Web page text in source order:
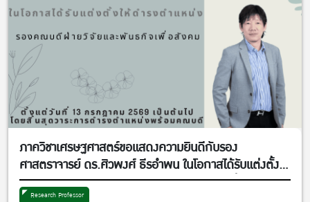
ภาควิชาเศรษฐศาสตร์ขอแสดงความยินดีกับรอง
ศาสตราจารย์ ดร.ศิวพงศ์ ธีรอำพน ในโอกาสได้รับแต่งตั้งให้
ดำรงตำแหน่งรองคณบดีฝ่ายวิจัยและพันธกิจเพื่อสังคม
Research Professor